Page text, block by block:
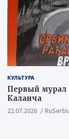
КУЛЬТУРА
Первый мурал
Калаича
22.07.2026